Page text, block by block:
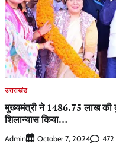
उत्तराखंड
मुख्यमंत्री ने 1486.75 लाख की
शिलान्यास किया…
Admin October 7, 2024 472